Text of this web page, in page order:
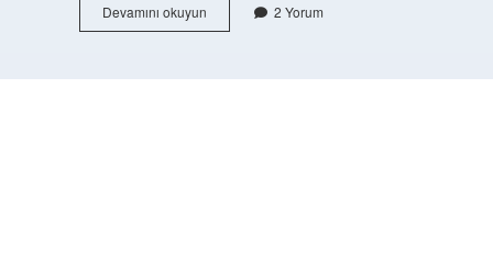
Devamını okuyunZeka
Küpü
2 Yorum